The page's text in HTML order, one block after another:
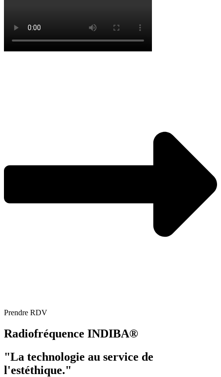
Prendre RDV
Radiofréquence INDIBA®​
"La technologie au service de
l'estéthique."